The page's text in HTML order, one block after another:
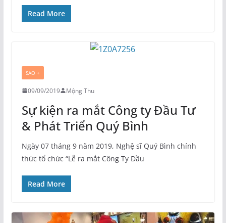
Read More
SAO +
09/09/2019 Mộng Thu
Sự kiện ra mắt Công ty Đầu Tư
& Phát Triển Quý Bình
Ngày 07 tháng 9 năm 2019, Nghệ sĩ Quý Bình chính
thức tổ chức “Lễ ra mắt Công Ty Đầu
Read More